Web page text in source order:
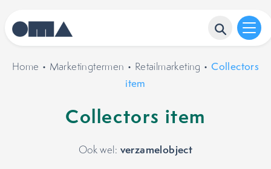
Home • Marketingtermen • Retailmarketing •Collectors
item
Collectors item
Ook wel: verzamelobject